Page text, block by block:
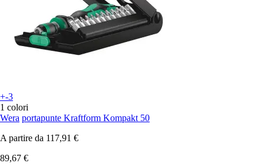
+-3
1 colori
Wera portapunte Kraftform Kompakt 50
A partire da 117,91 €
89,67 €